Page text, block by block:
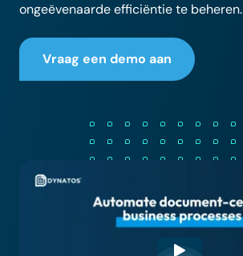
ongeëvenaarde efficiëntie te beheren.
Vraag een demo aan